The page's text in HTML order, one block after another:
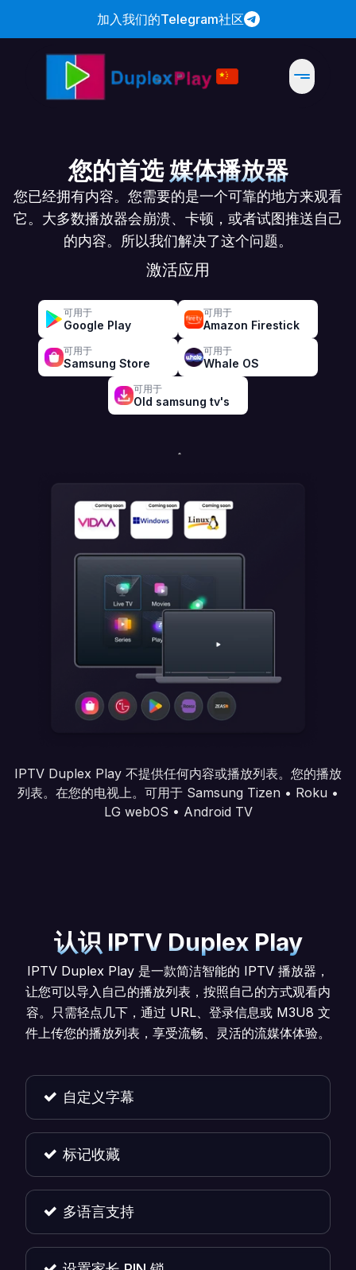
加入我们的Telegram社区
您的首选 媒体播放器
您已经拥有内容。您需要的是一个可靠的地方来观看
它。大多数播放器会崩溃、卡顿，或者试图推送自己
的内容。所以我们解决了这个问题。
激活应用
可用于
Google Play
可用于
Amazon Firestick
可用于
Samsung Store
可用于
Whale OS
可用于
Old samsung tv's
IPTV Duplex Play 不提供任何内容或播放列表。您的播放
列表。在您的电视上。可用于 Samsung Tizen • Roku •
LG webOS • Android TV
认识 IPTV Duplex Play
IPTV Duplex Play 是一款简洁智能的 IPTV 播放器，
让您可以导入自己的播放列表，按照自己的方式观看内
容。只需轻点几下，通过 URL、登录信息或 M3U8 文
件上传您的播放列表，享受流畅、灵活的流媒体体验。
自定义字幕
标记收藏
多语言支持